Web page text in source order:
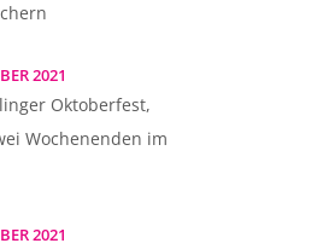
2021
Oktoberfest,
Wochenenden im
2021